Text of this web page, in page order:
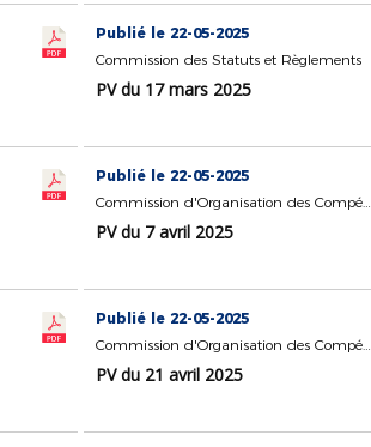
Publié le 22-05-2025
Commission des Statuts et Règlements
PV du 17 mars 2025
Publié le 22-05-2025
Commission d'Organisation des Compétitions
PV du 7 avril 2025
Publié le 22-05-2025
Commission d'Organisation des Compétitions
PV du 21 avril 2025